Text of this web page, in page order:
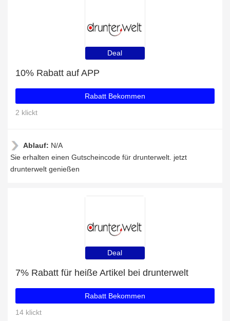
Deal
10% Rabatt auf APP
Rabatt Bekommen
2 klickt
Ablauf: N/A
Sie erhalten einen Gutscheincode für drunterwelt. jetzt
drunterwelt genießen
Deal
7% Rabatt für heiße Artikel bei drunterwelt
Rabatt Bekommen
14 klickt